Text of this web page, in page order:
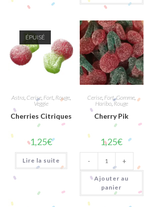
ÉPUISÉ
Astra Cerise Fort Rouge
Veggie
Cherries Citriques
1,25€
Lire la suite
Cerise Fort,Gomme
Haribo,Rouge
Cherry Pik
1,25€
quantité
de
Cherry
Pik
- +
Ajouter au
panier